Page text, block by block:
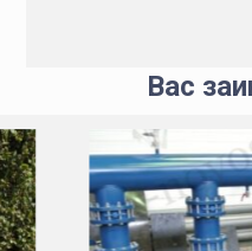
Вас